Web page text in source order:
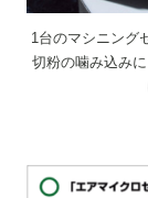
1台のマシニング
切粉の噛み込み